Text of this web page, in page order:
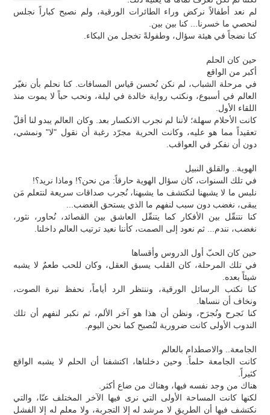
لم نعد أطفالاً نركض وراء الطائرات الورقية، ولم نصبح كباراً نجلس
لنحصي ما خسرنا... كنا بين بين.
كنا نضجاً في هيئة سؤال، وطفولةً تخجل من البكاء.
حين كان الحلم
أكبر من الواقع
في مرحلة الشباب، لم نكن نُحسن قياس المسافات. كنا نحلم بأن نغيّر
العالم في أسبوع، ونكتب رواية خالدة في ليلة، ونحب حباً لا يموت منذ
اللقاء الأول.
كانت الأحلام سهلة؛ لأننا لم نجرب الانكسار بعد. وكان العالم يبدو لنا أقلّ
تعقيداً مما هو عليه، وكانت الحرية مجرّد رغبة أن نقول "لا" ونمشي،
دون أن نفكر في العواقب.
الهوية.. والقلق النبيل
في تلك السنوات، كان سؤال الهوية حارقاً: من نحن؟! وماذا نريد؟!
نلبس ما لا يشبهنا لنكتشف ما يشبهنا، نُجرب صداقات سريعة لنتعلم مَن
يبقى، نغضب دون سبب لنفهم ما الذي يستحق الغضب...
كنا نتنقّل بين الأفكار كما يتنقّل العاشق بين القصائد، نُحاور، نثور،
نغضب، نندم... ثم نعود إلى الصمت، كأننا نعيد ترتيب العالم داخلنا.
حين كان الحبّ أول الدروس وأقساها
في تلك المرحلة، كان القلب يسبق العقل، وكان للحب طعمٌ لا يشبه
شيئاً بعده.
كنا نكتب الرسائل الورقية، وننتظر الرد أياماً، نحفظ نبرة الصوت،
ونخاف أن ننساها.
كنا نَجرح ونُجرَح، ونظن أن هذا هو آخر الألم، ثم نكبر لنفهم أن تلك
الندوب الأولى كانت ضرورية لنُصبح كما نحن اليوم.
الجامعة.. والاصطدام بالعالم
كانت الجامعة حلماً. وحين دخلناها، اكتشفنا أن الحلم لا يشبه الواقع
كثيراً.
هناك من وجد نفسه فيها، وهناك من ضاع أكثر.
لكنها كانت المساحة الأولى التي نرى فيها الآخر المختلف عنّا، والتي
نكتشف فيها أن الطريق لا مرشد له إلا التجربة، ولا معلم له إلا الفشل